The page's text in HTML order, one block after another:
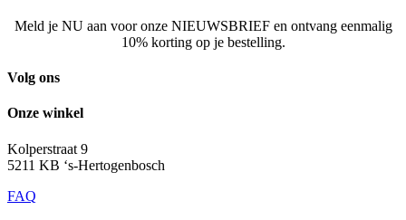
Meld je NU aan voor onze NIEUWSBRIEF en ontvang eenmalig
10% korting op je bestelling.
Volg ons
Onze winkel
Kolperstraat 9
5211 KB ‘s-Hertogenbosch
FAQ